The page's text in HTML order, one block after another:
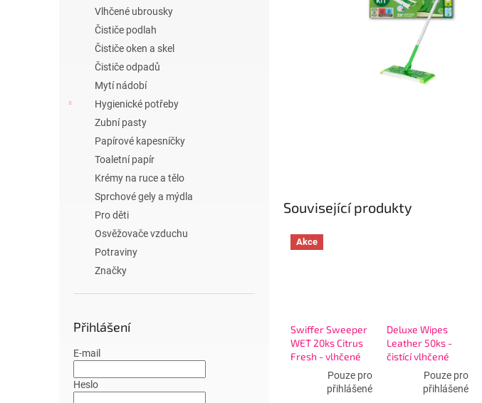
Vlhčené ubrousky
Čističe podlah
Čističe oken a skel
Čističe odpadů
Mytí nádobí
Hygienické potřeby
Zubní pasty
Papírové kapesníčky
Toaletní papír
Krémy na ruce a tělo
Sprchové gely a mýdla
Pro děti
Osvěžovače vzduchu
Potraviny
Značky
Přihlášení
E-mail
Heslo
Související produkty
Akce
Swiffer Sweeper
WET 20ks Citrus
Fresh - vlhčené
utěrky naPouze pro
přihlášené
Deluxe Wipes
Leather 50ks -
čistící vlhčené
ubrousky na
kožené povrchy
Pouze pro
přihlášené